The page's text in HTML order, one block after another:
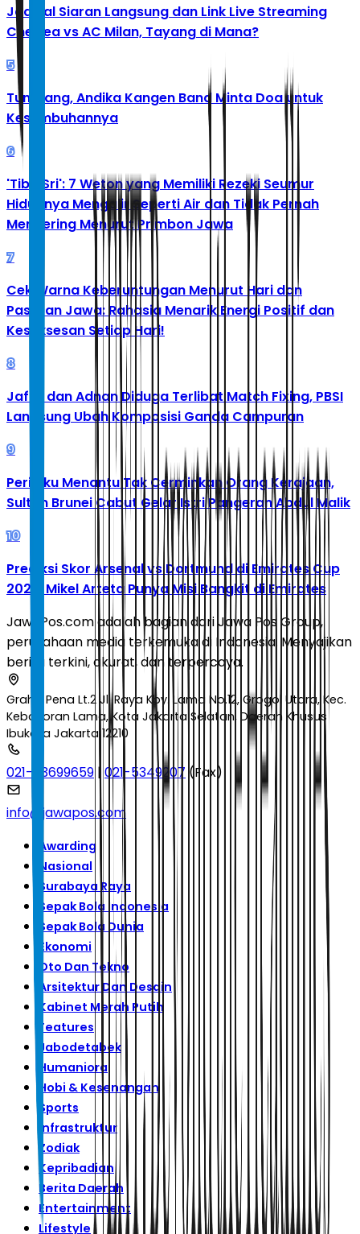
Jadwal Siaran Langsung dan Link Live Streaming
Chelsea vs AC Milan, Tayang di Mana?
5
Tumbang, Andika Kangen Band Minta Doa untuk
Kesembuhannya
6
'Tibo Sri': 7 Weton yang Memiliki Rezeki Seumur
Hidupnya Mengalir Seperti Air dan Tidak Pernah
Mengering Menurut Primbon Jawa
7
Cek Warna Keberuntungan Menurut Hari dan
Pasaran Jawa: Rahasia Menarik Energi Positif dan
Kesuksesan Setiap Hari!
8
Jafar dan Adnan Diduga Terlibat Match Fixing, PBSI
Langsung Ubah Komposisi Ganda Campuran
9
Perilaku Menantu Tak Cerminkan Orang Kerajaan,
Sultan Brunei Cabut Gelar Istri Pangeran Abdul Malik
10
Prediksi Skor Arsenal vs Dortmund di Emirates Cup
2026: Mikel Arteta Punya Misi Bangkit di Emirates
JawaPos.com adalah bagian dari Jawa Pos Group,
perusahaan media terkemuka di Indonesia. Menyajikan
berita terkini, akurat, dan terpercaya.
Graha Pena Lt.2 Jl. Raya Kby. Lama No.12, Grogol Utara, Kec.
Kebayoran Lama, Kota Jakarta Selatan, Daerah Khusus
Ibukota Jakarta 12210
021-53699659 | 021-5349207 (Fax)
info@jawapos.com
Awarding
Nasional
Surabaya Raya
Sepak Bola Indonesia
Sepak Bola Dunia
Ekonomi
Oto Dan Tekno
Arsitektur Dan Desain
Kabinet Merah Putih
Features
Jabodetabek
Humaniora
Hobi & Kesenangan
Sports
Infrastruktur
Zodiak
Kepribadian
Berita Daerah
Entertainment
Lifestyle